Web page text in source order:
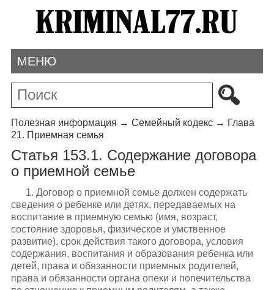
МЕНЮ
Полезная информация → Семейный кодекс→ Глава
21. Приемная семья
Статья 153.1. Содержание договора
о приемной семье
1. Договор о приемной семье должен содержать
сведения о ребенке или детях, передаваемых на
воспитание в приемную семью (имя, возраст,
состояние здоровья, физическое и умственное
развитие), срок действия такого договора, условия
содержания, воспитания и образования ребенка или
детей, права и обязанности приемных родителей,
права и обязанности органа опеки и попечительства